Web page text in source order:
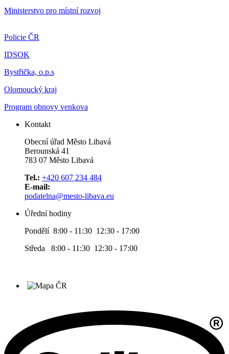
Ministerstvo pro místní rozvoj
Policie ČR
IDSOK
Bystřička, o.p.s
Olomoucký kraj
Program obnovy venkova
Kontakt
Obecní úřad Město Libavá
Berounská 41
783 07 Město Libavá
Tel.: +420 607 234 484
E-mail:
podatelna@mesto-libava.eu
Úřední hodiny
Pondělí 8:00 - 11:30 12:30 - 17:00
Středa 8:00 - 11:30 12:30 - 17:00